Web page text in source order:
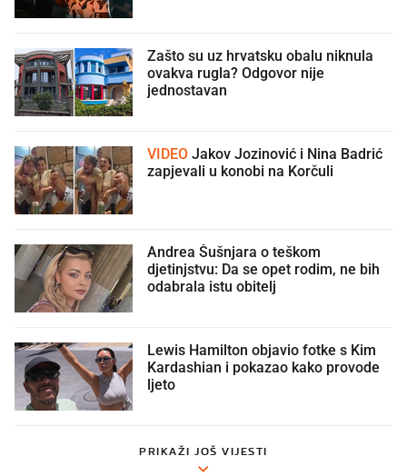
Zašto su uz hrvatsku obalu niknula
ovakva rugla? Odgovor nije
jednostavan
VIDEO
zapjevali u konobi na Korčuli
Andrea Šušnjara o teškom
djetinjstvu: Da se opet rodim, ne bih
odabrala istu obitelj
Lewis Hamilton objavio fotke s Kim
Kardashian i pokazao kako provode
ljeto
PRIKAŽI JOŠ VIJESTI